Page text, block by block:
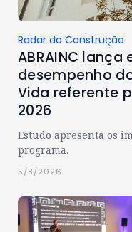
Radar da Construção
ABRAINC
desempenho
Vida referente
2026
Estudo apresenta os
programa.
5/8/2026